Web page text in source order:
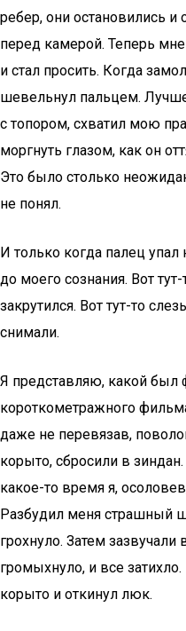
ребер, они остановились и
перед камерой. Теперь
и стал просить. Когда
шевельнул пальцем.
с топором, схватил мою
моргнуть глазом, как он
Это было столько
не понял.
И только когда палец
до моего сознания. Вот
закрутился. Вот тут-то
снимали.
Я представляю, какой был
короткометражного
даже не перевязав,
корыто, сбросили в
какое-то время я,
Разбудил меня страшный
грохнуло. Затем
громыхнуло, и все
корыто и откинул люк.